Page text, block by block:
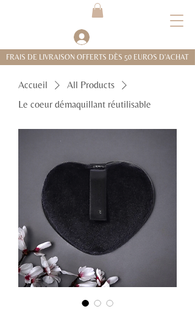
FRAIS DE LIVRAISON OFFERTS DÈS 50 EUROS D'ACHAT
Accueil
All Products
Le coeur démaquillant réutilisable